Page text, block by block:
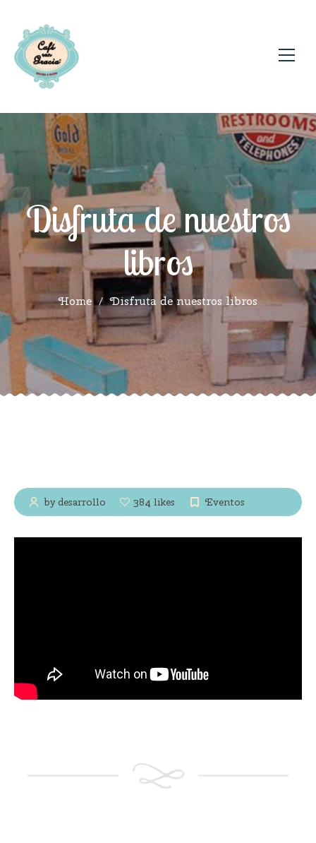
Disfruta de nuestros
libros
Home / Disfruta de nuestros libros
by desarrollo 384 likes Eventos